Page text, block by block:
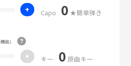
+ Capo 0 ★簡単弾き
能）
+ キー 0 原曲キー